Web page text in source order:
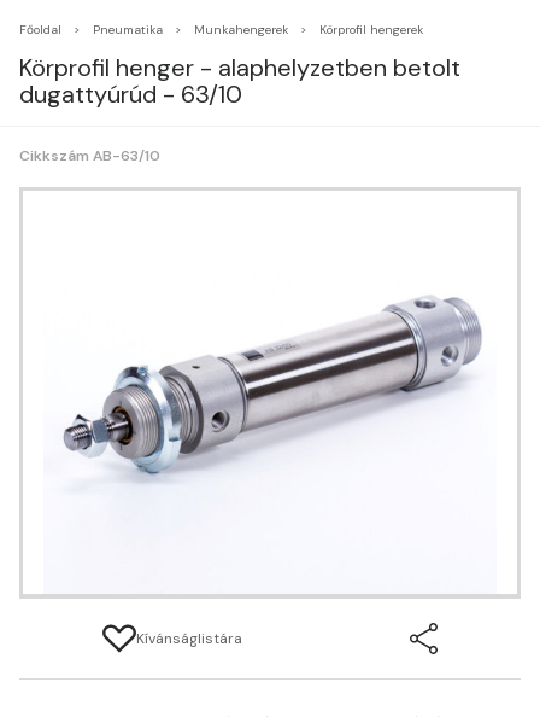
Főoldal Pneumatika Munkahengerek Körprofil hengerek
Körprofil henger - alaphelyzetben betolt
dugattyúrúd - 63/10
Cikkszám AB-63/10
Kívánságlistára